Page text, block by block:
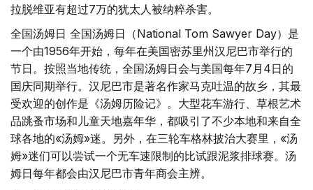
拉脱维亚有超过7万的犹太人被纳粹杀害。
全国汤姆日 全国汤姆日（National Tom Sawyer Day）是
一个由1956年开始，每年在美国密苏里州汉尼巴市举行的
节日。按照当地传统，全国汤姆日会与美国每年7月4日的
国庆同期举行。汉尼巴市是著名作家马克吐温的故乡，其最
受欢迎的创作是《汤姆历险记》。大型花车游行、草根艺术
品跳蚤市场和儿童天地嘉年华，都吸引了不少本地和来自全
球各地的«汤姆»迷。另外，在三轮车格林披治大赛里，«汤
姆»迷们可以尝试一个无车速限制的比试跟泥浆排球赛。汤
姆日每年都会由汉尼巴市青年商会主辨。